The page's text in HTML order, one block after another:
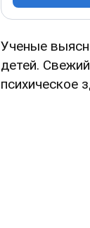
Ученые
детей.
психическое